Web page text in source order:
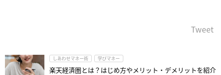
Tweet
しあわせマネー術 学びマネー
楽天経済圏とは？はじめ方やメリット・デメリットを紹介